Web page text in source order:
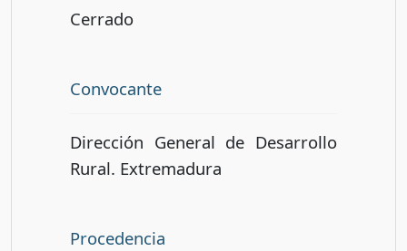
Cerrado
Convocante
Dirección General de Desarrollo
Rural. Extremadura
Procedencia